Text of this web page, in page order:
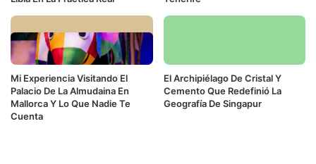
Mi Experiencia Visitando El
Palacio De La Almudaina En
Mallorca Y Lo Que Nadie Te
Cuenta
El Archipiélago De Cristal Y
Cemento Que Redefinió La
Geografía De Singapur